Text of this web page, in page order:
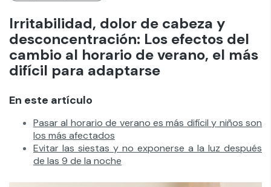
Irritabilidad, dolor de cabeza y
desconcentración: Los efectos del
cambio al horario de verano, el más
difícil para adaptarse
En este artículo
Pasar al horario de verano es más difícil y niños son
los más afectados
Evitar las siestas y no exponerse a la luz después
de las 9 de la noche